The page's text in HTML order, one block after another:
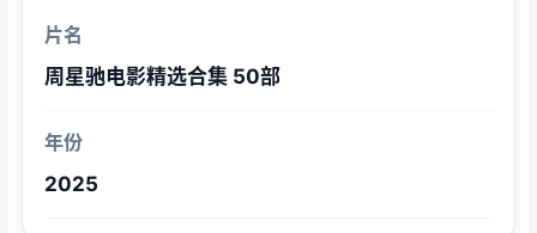
片名
周星驰电影精选合集 50部
年份
2025